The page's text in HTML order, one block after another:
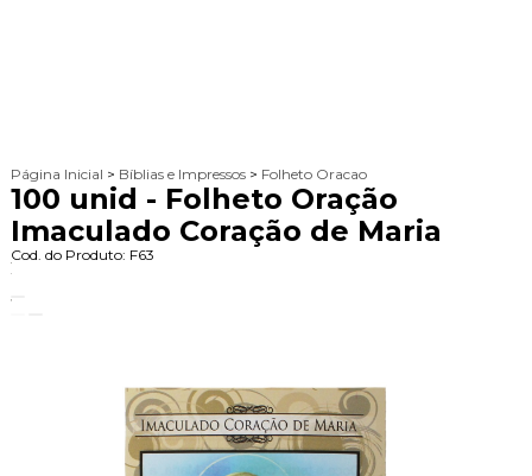
Página Inicial > Bíblias e Impressos > Folheto Oracao
100 unid - Folheto Oração
Imaculado Coração de Maria
Cod. do Produto: F63